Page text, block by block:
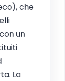
che
un
La